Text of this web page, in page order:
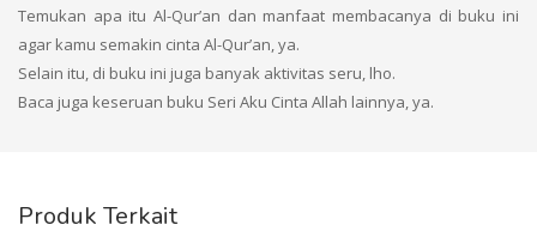
Temukan apa itu Al-Qur’an dan manfaat membacanya di buku ini
agar kamu semakin cinta Al-Qur’an, ya.
Selain itu, di buku ini juga banyak aktivitas seru, lho.
Baca juga keseruan buku Seri Aku Cinta Allah lainnya, ya.
Produk Terkait